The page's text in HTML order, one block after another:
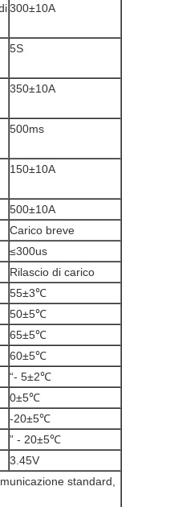
300±10A
5S
350±10A
500ms
150±10A
500±10A
Carico breve
≤300us
Rilascio di carico
55±3℃
50±5℃
65±5℃
60±5℃
“- 5±2℃
0±5℃
-20±5℃
” - 20±5℃
3.45V
standard,